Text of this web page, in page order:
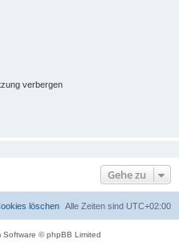
verbergen
Gehe zu
Alle Zeiten sind UTC+02:00
löschen
Software © phpBB Limited